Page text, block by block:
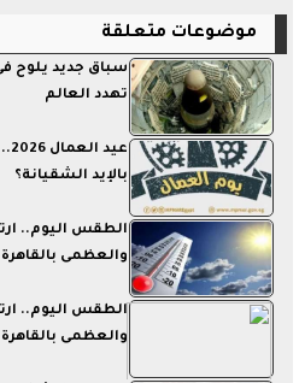
موضوعات متعلقة
تهدد العالم
بالإيد الشقيانة؟
الطقس اليوم..
والعظمى بالقاهرة 29 درجة
الطقس اليوم..
والعظمى بالقاهرة 29 درجة